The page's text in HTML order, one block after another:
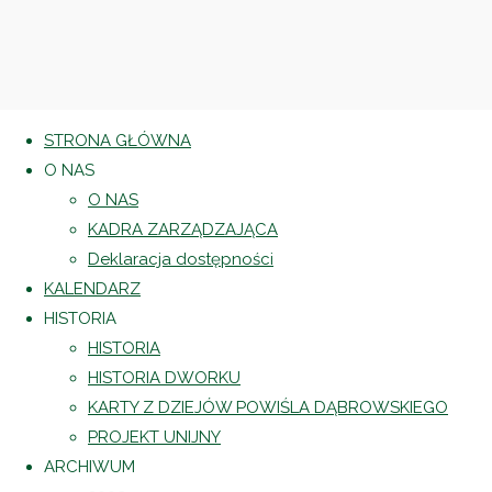
STRONA GŁÓWNA
O NAS
O NAS
KADRA ZARZĄDZAJĄCA
Deklaracja dostępności
KALENDARZ
HISTORIA
HISTORIA
HISTORIA DWORKU
KARTY Z DZIEJÓW POWIŚLA DĄBROWSKIEGO
PROJEKT UNIJNY
ARCHIWUM